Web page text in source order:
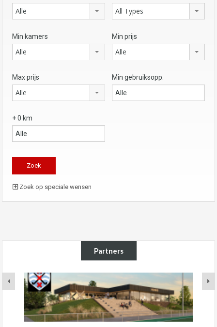
Alle All Types
Min kamers
Alle
Min prijs
Alle
Max prijs
Alle
Min gebruiksopp.
+ 0 km
Zoek op speciale wensen
Partners